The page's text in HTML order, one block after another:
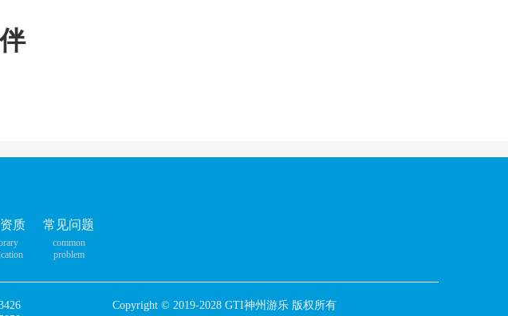
质 常见问题
common
problem
Copyright © 2019-2028 GTI神州游乐 版权所有